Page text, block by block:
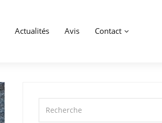
Actualités Avis Contact